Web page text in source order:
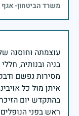
משרד הביטחון-
עוצמתה וחוסנה
בניה ובנותיה,
מסירות נפשם
בהתקדש יום
ראש בפני